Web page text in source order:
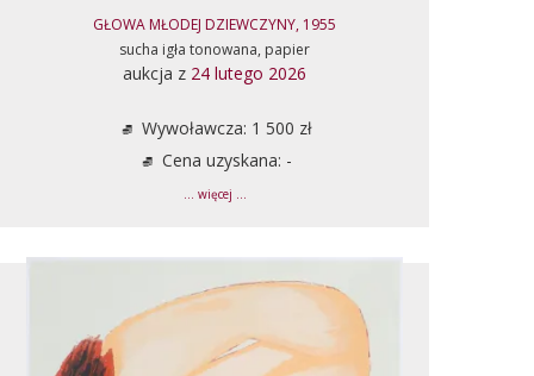
GŁOWA MŁODEJ DZIEWCZYNY, 1955
sucha igła tonowana, papier
aukcja z 24 lutego 2026
Wywoławcza: 1 500 zł
Cena uzyskana: -
... więcej ...